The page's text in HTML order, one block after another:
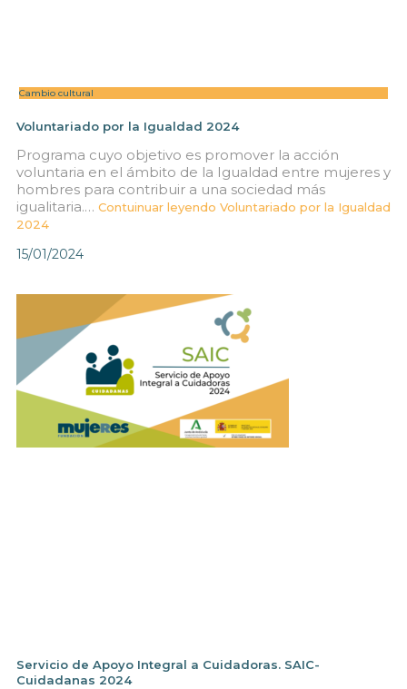
Cambio cultural
Voluntariado por la Igualdad 2024
Programa cuyo objetivo es promover la acción
voluntaria en el ámbito de la Igualdad entre mujeres y
hombres para contribuir a una sociedad más
igualitaria.… Contuinuar leyendo Voluntariado por la Igualdad
2024
15/01/2024
Servicio de Apoyo Integral a Cuidadoras. SAIC-
Cuidadanas 2024